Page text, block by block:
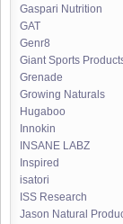
Gaspari Nutrition
GAT
Genr8
Giant Sports
Grenade
Growing Naturals
Hugaboo
Innokin
INSANE LABZ
Inspired
isatori
ISS Research
Jason Natural